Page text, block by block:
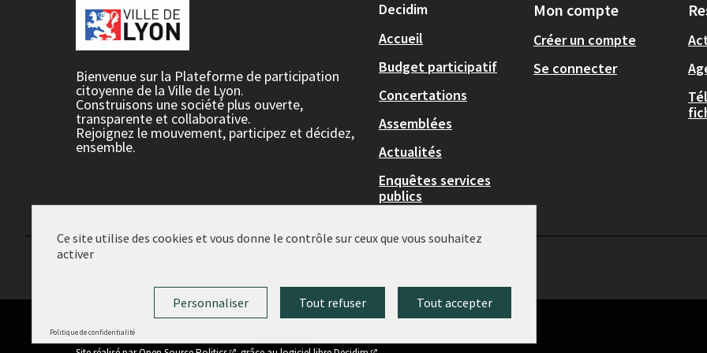
Bienvenue sur la Plateforme de participation
citoyenne de la Ville de Lyon.
Construisons une société plus ouverte,
transparente et collaborative.
Rejoignez le mouvement, participez et décidez,
ensemble.
Decidim
Accueil
Budget participatif
Concertations
Assemblées
Actualités
Enquêtes services
publics
Mon compte
Créer un compte
Se connecter
(Lien externe)
Ce site utilise des cookies et vous donne le contrôle sur ceux que vous souhaitez
activer
Tout accepter
Tout refuser
Personnaliser
Politique de confidentialité